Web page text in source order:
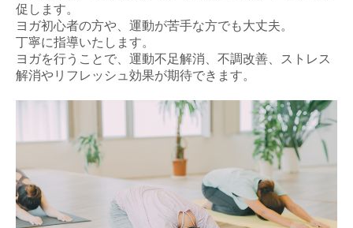
促します。
ヨガ初心者の方や、運動が苦手な方でも大丈夫。
丁寧に指導いたします。
ヨガを行うことで、運動不足解消、不調改善、ストレス
解消やリフレッシュ効果が期待できます。